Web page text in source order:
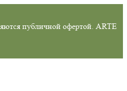
публичной офертой. ARTE